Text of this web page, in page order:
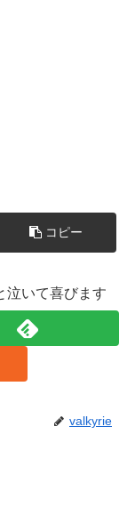
コピー
泣いて喜びます
valkyrie